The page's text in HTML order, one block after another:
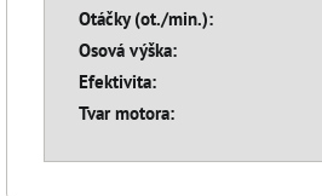
Otáčky (ot./min.):
Osová výška:
Efektivita:
Tvar motora: